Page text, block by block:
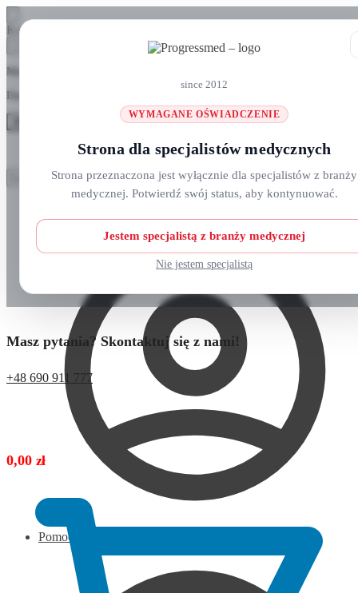
since 2012
WYMAGANE OŚWIADCZENIE
Strona dla specjalistów medycznych
Strona przeznaczona jest wyłącznie dla specjalistów z branży
medycznej. Potwierdź swój status, aby kontynuować.
Jestem specjalistą z branży medycznej
Nie jestem specjalistą
Skip
navigation
Skip
content
Koszyk
Masz pytania? Zadzwoń do nas: +48 690 911 777
Szukaj
Pomoc
Szukaj
O nas
Kursy i wydarzenia
Masz pytania? Skontaktuj się z nami!
+48 690 911 777
0,00 zł